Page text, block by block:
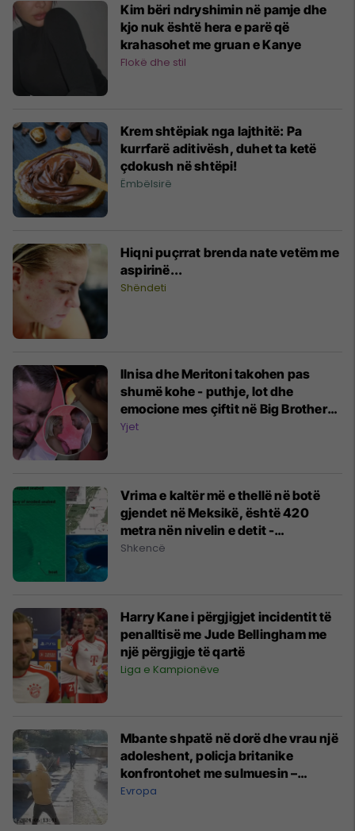
Kim bëri ndryshimin në pamje dhe
kjo nuk është hera e parë që
krahasohet me gruan e Kanye
Flokë dhe stil
Krem shtëpiak nga lajthitë: Pa
kurrfarë aditivësh, duhet ta ketë
çdokush në shtëpi!
Ëmbëlsirë
Hiqni puçrrat brenda nate vetëm me
aspirinë...
Shëndeti
Ilnisa dhe Meritoni takohen pas
shumë kohe - puthje, lot dhe
emocione mes çiftit në Big Brother
VIP Albania
Yjet
Vrima e kaltër më e thellë në botë
gjendet në Meksikë, është 420
metra nën nivelin e detit -
shkencëtarët nuk kanë arritur ende
Shkencë
Harry Kane i përgjigjet incidentit të
penalltisë me Jude Bellingham me
një përgjigje të qartë
Liga e Kampionëve
Mbante shpatë në dorë dhe vrau një
adoleshent, policja britanike
konfrontohet me sulmuesin –
kolegët e saj e godasin me
Evropa